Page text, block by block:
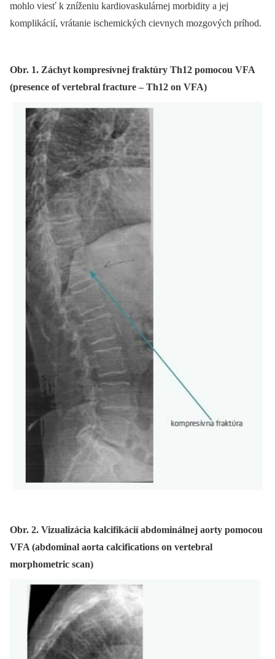
mohlo viesť k zníženiu kardiovaskulárnej morbidity a jej
komplikácií, vrátanie ischemických cievnych mozgových príhod.
Obr. 1. Záchyt kompresívnej fraktúry Th12 pomocou VFA
(presence of vertebral fracture – Th12 on VFA)
Obr. 2. Vizualizácia kalcifikácií abdominálnej aorty pomocou
VFA (abdominal aorta calcifications on vertebral
morphometric scan)